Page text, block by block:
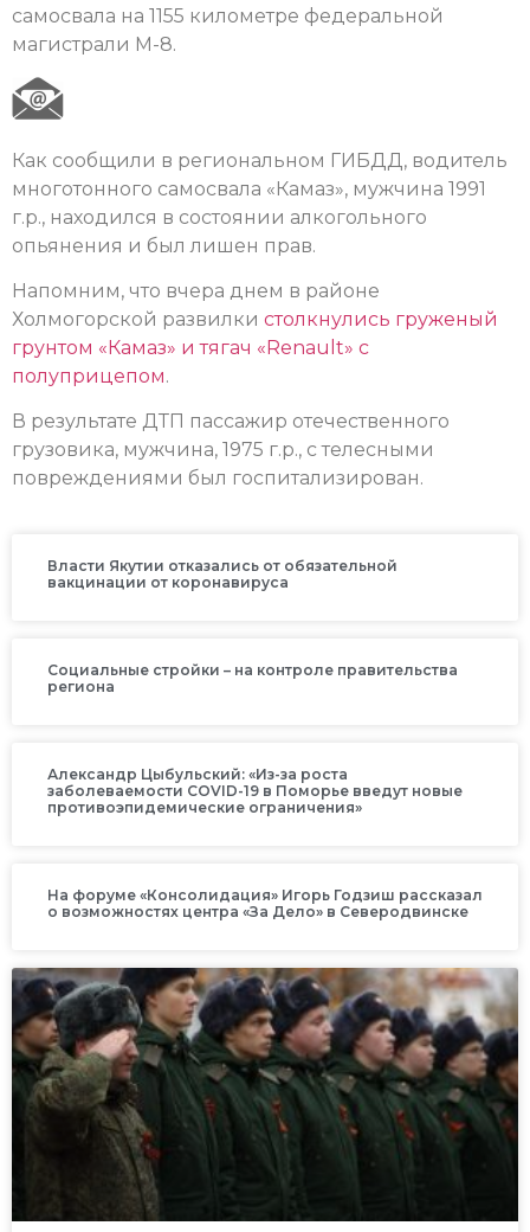
самосвала на 1155 километре федеральной
магистрали М-8.
Как сообщили в региональном ГИБДД, водитель
многотонного самосвала «Камаз», мужчина 1991
г.р., находился в состоянии алкогольного
опьянения и был лишен прав.
Напомним, что вчера днем в районе
Холмогорской развилки столкнулись груженый
грунтом «Камаз» и тягач «Renault» с
полуприцепом.
В результате ДТП пассажир отечественного
грузовика, мужчина, 1975 г.р., с телесными
повреждениями был госпитализирован.
Власти Якутии отказались от обязательной
вакцинации от коронавируса
Социальные стройки – на контроле правительства
региона
Александр Цыбульский: «Из-за роста
заболеваемости COVID-19 в Поморье введут новые
противоэпидемические ограничения»
На форуме «Консолидация» Игорь Годзиш рассказал
о возможностях центра «За Дело» в Северодвинске